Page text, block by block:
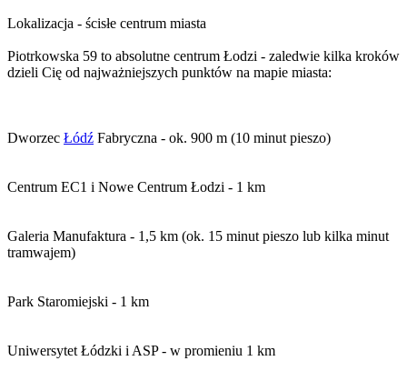
Lokalizacja - ścisłe centrum miasta
Piotrkowska 59 to absolutne centrum Łodzi - zaledwie kilka kroków
dzieli Cię od najważniejszych punktów na mapie miasta:
Dworzec Łódź Fabryczna - ok. 900 m (10 minut pieszo)
Centrum EC1 i Nowe Centrum Łodzi - 1 km
Galeria Manufaktura - 1,5 km (ok. 15 minut pieszo lub kilka minut
tramwajem)
Park Staromiejski - 1 km
Uniwersytet Łódzki i ASP - w promieniu 1 km